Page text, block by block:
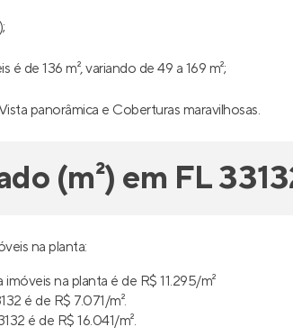
de 136 m², variando de 49 a 169 m²;
panorâmica e Coberturas maravilhosas.
(m²) em FL
na planta:
na planta é de R$ 11.295/m²
é de R$ 7.071/m².
é de R$ 16.041/m².